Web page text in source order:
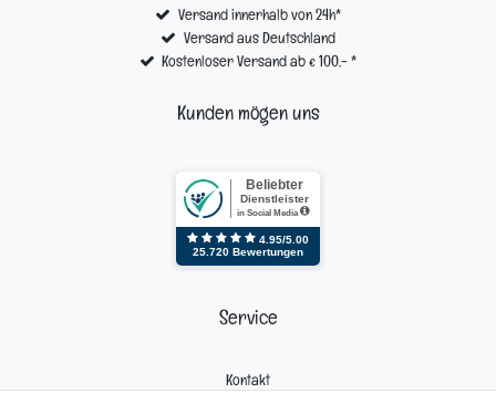
Versand innerhalb von 24h*
Versand aus Deutschland
Kostenloser Versand ab € 100,- *
Kunden mögen uns
Service
Kontakt